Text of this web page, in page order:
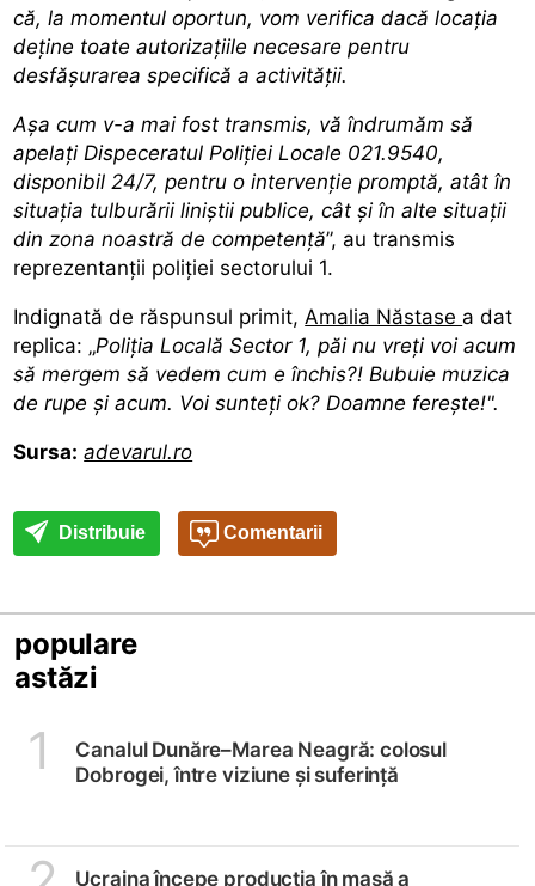
că, la momentul oportun, vom verifica dacă locația
deține toate autorizațiile necesare pentru
desfășurarea specifică a activității.
Așa cum v-a mai fost transmis, vă îndrumăm să
apelați Dispeceratul Poliției Locale 021.9540,
disponibil 24/7, pentru o intervenție promptă, atât în
situația tulburării liniștii publice, cât și în alte situații
din zona noastră de competență”, au transmis
reprezentanții poliției sectorului 1.
Indignată de răspunsul primit, Amalia Năstase a dat
replica: „Poliția Locală Sector 1, păi nu vreți voi acum
să mergem să vedem cum e închis?! Bubuie muzica
de rupe și acum. Voi sunteți ok? Doamne ferește!".
Sursa: adevarul.ro
Distribuie Comentarii
populare
astăzi
1
Canalul Dunăre–Marea Neagră: colosul
Dobrogei, între viziune și suferință
Ucraina începe producția în masă a